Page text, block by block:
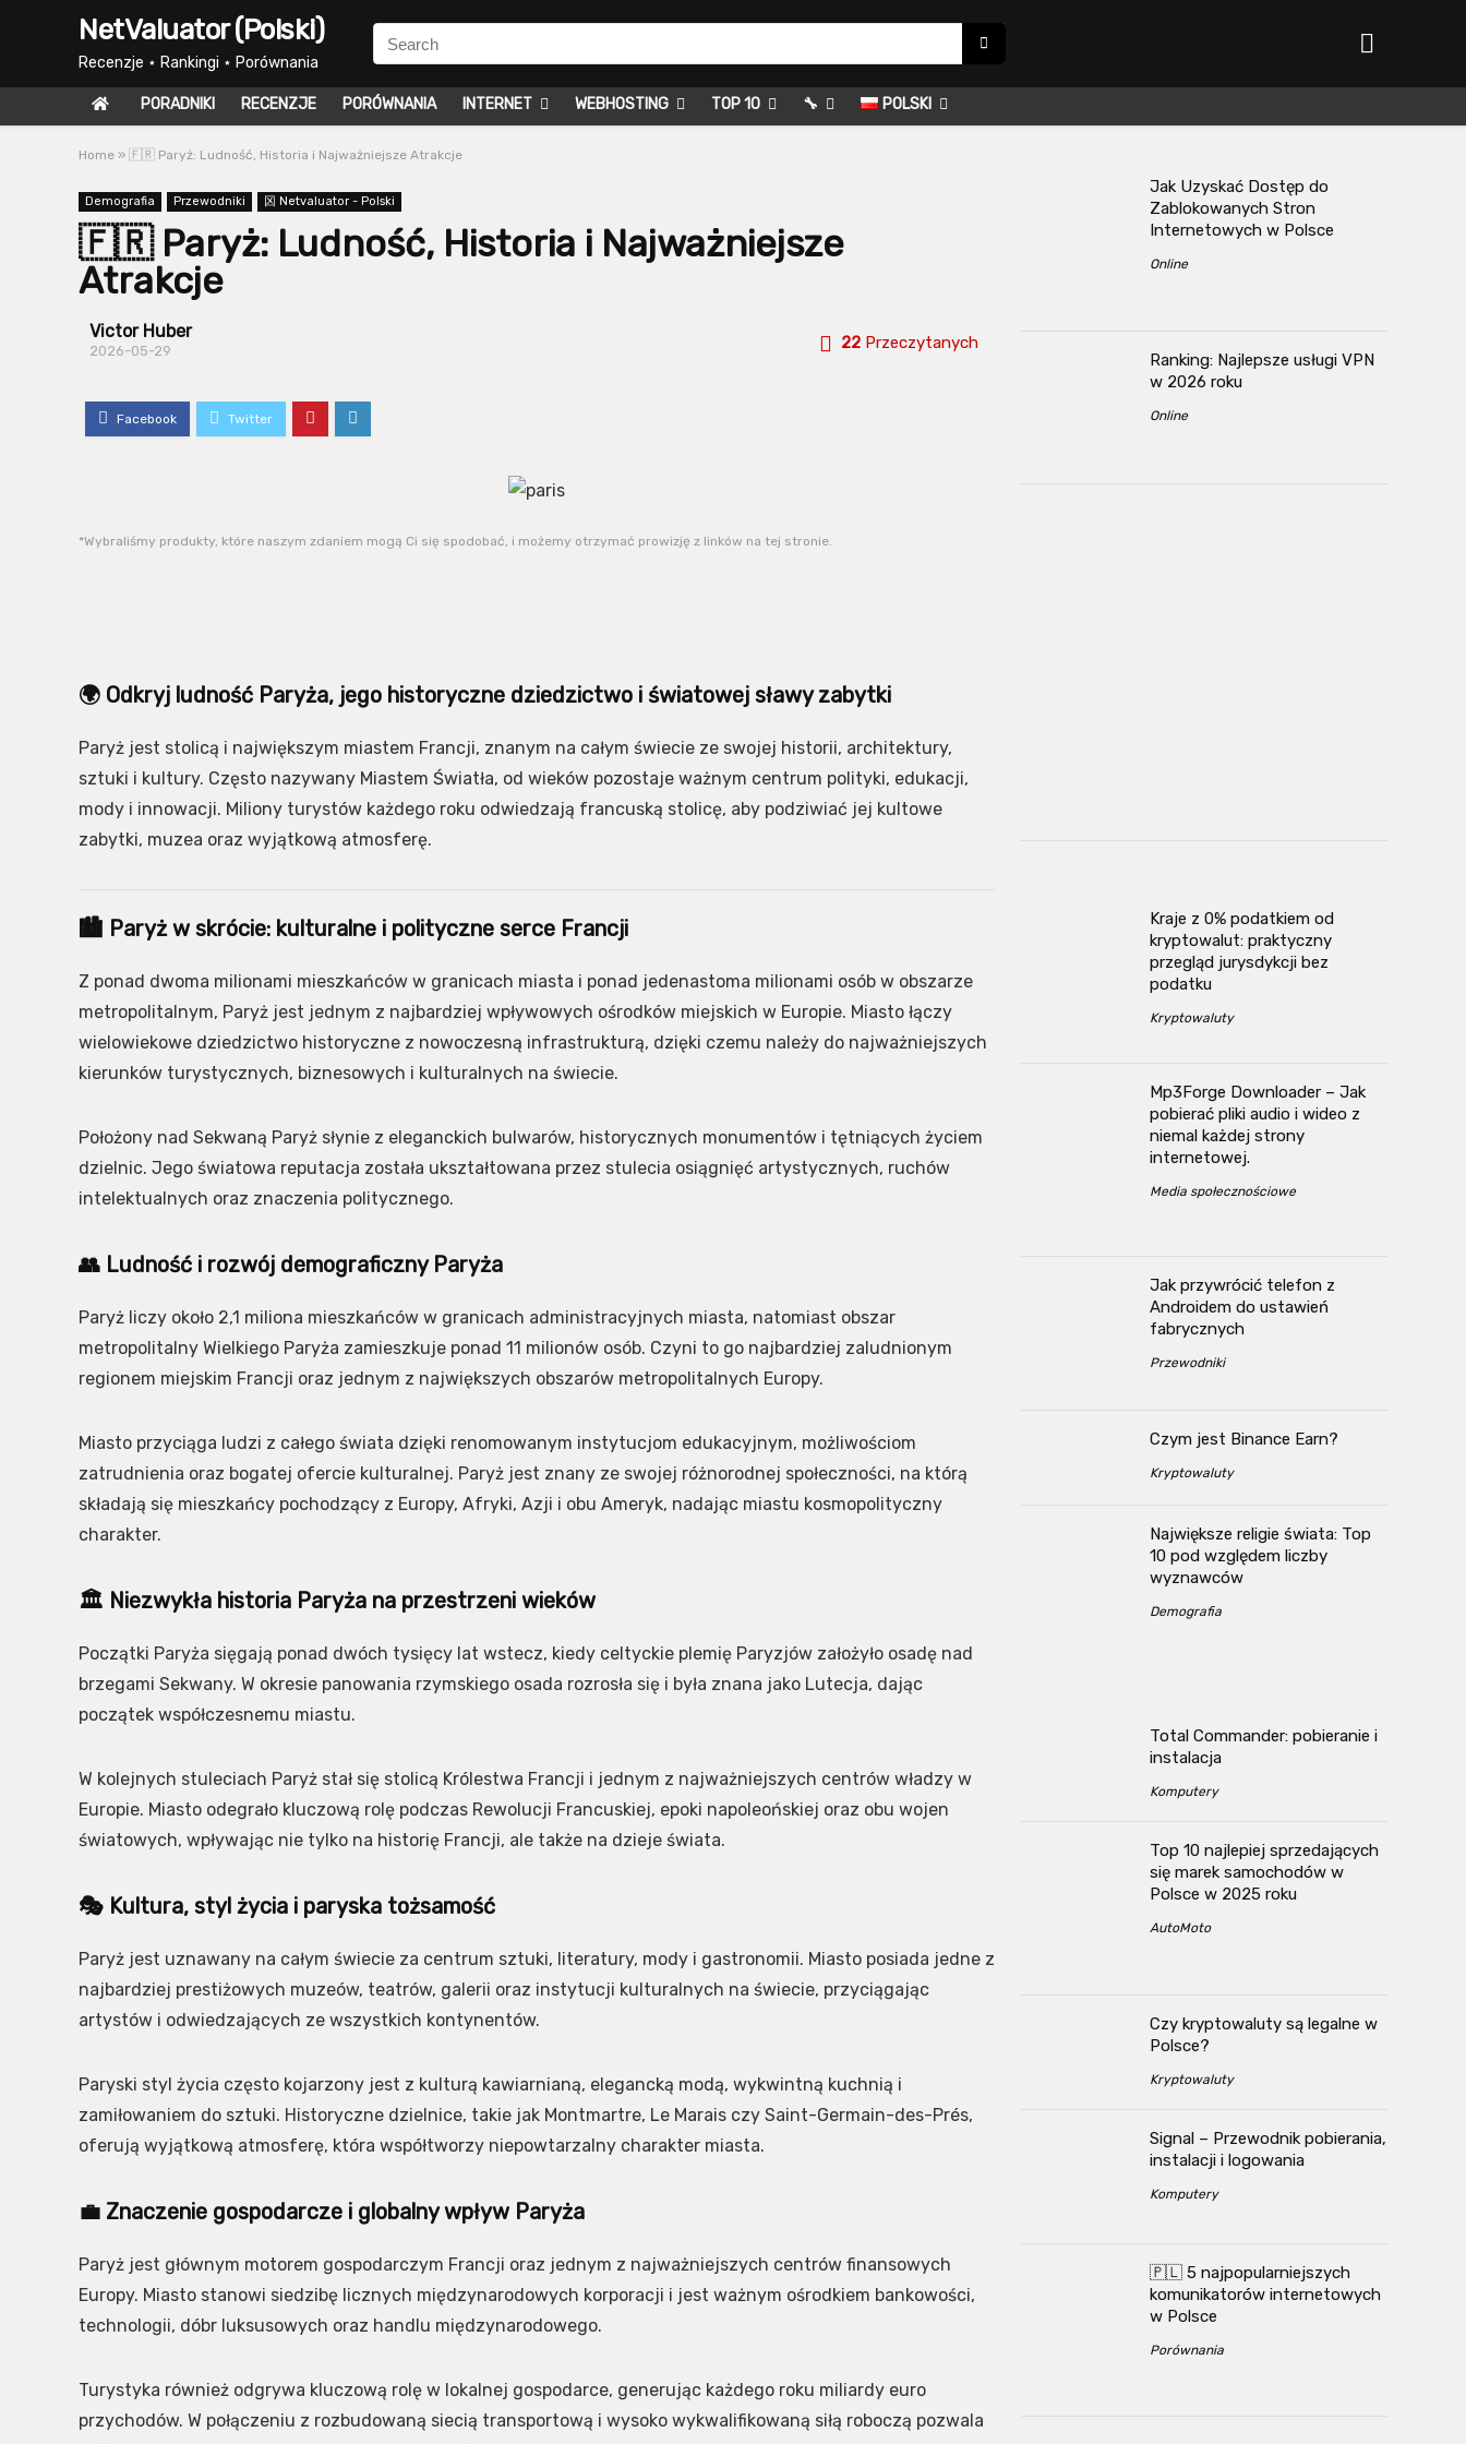
NetValuator (Polski)
Recenzje ⋆ Rankingi ⋆ Porównania
PORADNIKI RECENZJE PORÓWNANIA INTERNET WEBHOSTING TOP 10 🔧 POLSKI
Home » 🇫🇷 Paryż: Ludność, Historia i Najważniejsze Atrakcje
Demografia Przewodniki 龱 Netvaluator - Polski
🇫🇷 Paryż: Ludność, Historia i Najważniejsze
Atrakcje
Victor Huber
2026-05-29 22 Przeczytanych
*Wybraliśmy produkty, które naszym zdaniem mogą Ci się spodobać, i możemy otrzymać prowizję z linków na tej stronie.
🌍 Odkryj ludność Paryża, jego historyczne dziedzictwo i światowej sławy zabytki
Paryż jest stolicą i największym miastem Francji, znanym na całym świecie ze swojej historii, architektury,
sztuki i kultury. Często nazywany Miastem Światła, od wieków pozostaje ważnym centrum polityki, edukacji,
mody i innowacji. Miliony turystów każdego roku odwiedzają francuską stolicę, aby podziwiać jej kultowe
zabytki, muzea oraz wyjątkową atmosferę.
🏙️ Paryż w skrócie: kulturalne i polityczne serce Francji
Z ponad dwoma milionami mieszkańców w granicach miasta i ponad jedenastoma milionami osób w obszarze
metropolitalnym, Paryż jest jednym z najbardziej wpływowych ośrodków miejskich w Europie. Miasto łączy
wielowiekowe dziedzictwo historyczne z nowoczesną infrastrukturą, dzięki czemu należy do najważniejszych
kierunków turystycznych, biznesowych i kulturalnych na świecie.
Położony nad Sekwaną Paryż słynie z eleganckich bulwarów, historycznych monumentów i tętniących życiem
dzielnic. Jego światowa reputacja została ukształtowana przez stulecia osiągnięć artystycznych, ruchów
intelektualnych oraz znaczenia politycznego.
👥 Ludność i rozwój demograficzny Paryża
Paryż liczy około 2,1 miliona mieszkańców w granicach administracyjnych miasta, natomiast obszar
metropolitalny Wielkiego Paryża zamieszkuje ponad 11 milionów osób. Czyni to go najbardziej zaludnionym
regionem miejskim Francji oraz jednym z największych obszarów metropolitalnych Europy.
Miasto przyciąga ludzi z całego świata dzięki renomowanym instytucjom edukacyjnym, możliwościom
zatrudnienia oraz bogatej ofercie kulturalnej. Paryż jest znany ze swojej różnorodnej społeczności, na którą
składają się mieszkańcy pochodzący z Europy, Afryki, Azji i obu Ameryk, nadając miastu kosmopolityczny
charakter.
🏛️ Niezwykła historia Paryża na przestrzeni wieków
Początki Paryża sięgają ponad dwóch tysięcy lat wstecz, kiedy celtyckie plemię Paryzjów założyło osadę nad
brzegami Sekwany. W okresie panowania rzymskiego osada rozrosła się i była znana jako Lutecja, dając
początek współczesnemu miastu.
W kolejnych stuleciach Paryż stał się stolicą Królestwa Francji i jednym z najważniejszych centrów władzy w
Europie. Miasto odegrało kluczową rolę podczas Rewolucji Francuskiej, epoki napoleońskiej oraz obu wojen
światowych, wpływając nie tylko na historię Francji, ale także na dzieje świata.
🎭 Kultura, styl życia i paryska tożsamość
Paryż jest uznawany na całym świecie za centrum sztuki, literatury, mody i gastronomii. Miasto posiada jedne z
najbardziej prestiżowych muzeów, teatrów, galerii oraz instytucji kulturalnych na świecie, przyciągając
artystów i odwiedzających ze wszystkich kontynentów.
Paryski styl życia często kojarzony jest z kulturą kawiarnianą, elegancką modą, wykwintną kuchnią i
zamiłowaniem do sztuki. Historyczne dzielnice, takie jak Montmartre, Le Marais czy Saint-Germain-des-Prés,
oferują wyjątkową atmosferę, która współtworzy niepowtarzalny charakter miasta.
💼 Znaczenie gospodarcze i globalny wpływ Paryża
Paryż jest głównym motorem gospodarczym Francji oraz jednym z najważniejszych centrów finansowych
Europy. Miasto stanowi siedzibę licznych międzynarodowych korporacji i jest ważnym ośrodkiem bankowości,
technologii, dóbr luksusowych oraz handlu międzynarodowego.
Turystyka również odgrywa kluczową rolę w lokalnej gospodarce, generując każdego roku miliardy euro
przychodów. W połączeniu z rozbudowaną siecią transportową i wysoko wykwalifikowaną siłą roboczą pozwala
Jak Uzyskać Dostęp do
Zablokowanych Stron
Internetowych w Polsce
Online
Ranking: Najlepsze usługi VPN
w 2026 roku
Online
Kraje z 0% podatkiem od
kryptowalut: praktyczny
przegląd jurysdykcji bez
podatku
Kryptowaluty
Mp3Forge Downloader – Jak
pobierać pliki audio i wideo z
niemal każdej strony
internetowej.
Media społecznościowe
Jak przywrócić telefon z
Androidem do ustawień
fabrycznych
Przewodniki
Czym jest Binance Earn?
Kryptowaluty
Największe religie świata: Top
10 pod względem liczby
wyznawców
Demografia
Total Commander: pobieranie i
instalacja
Komputery
Top 10 najlepiej sprzedających
się marek samochodów w
Polsce w 2025 roku
AutoMoto
Czy kryptowaluty są legalne w
Polsce?
Kryptowaluty
Signal – Przewodnik pobierania,
instalacji i logowania
Komputery
🇵🇱 5 najpopularniejszych
komunikatorów internetowych
w Polsce
Porównania